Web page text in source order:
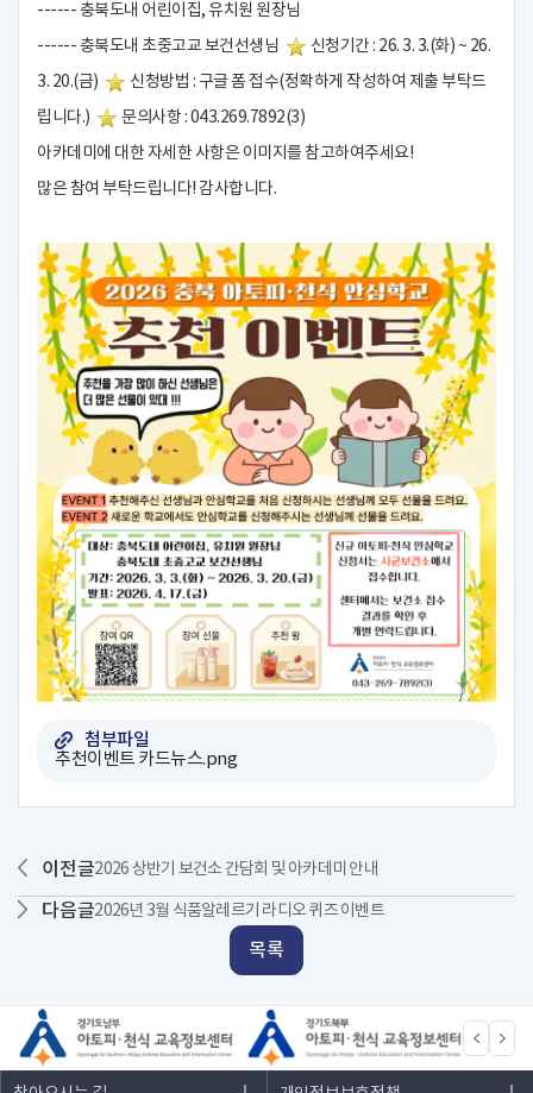
------ 충북도내 어린이집, 유치원 원장님
------ 충북도내 초중고교 보건선생님
신청기간 : 26. 3. 3.(화) ~ 26.
3. 20.(금)
신청방법 : 구글 폼 접수(정확하게 작성하여 제출 부탁드
립니다.)
문의사항 : 043.269.7892(3)
아카데미에 대한 자세한 사항은 이미지를 참고하여주세요!
많은 참여 부탁드립니다! 감사합니다.
첨부파일
추천이벤트 카드뉴스.png
이전글2026 상반기 보건소 간담회 및 아카데미 안내
목록
다음글2026년 3월 식품알레르기 라디오 퀴즈 이벤트